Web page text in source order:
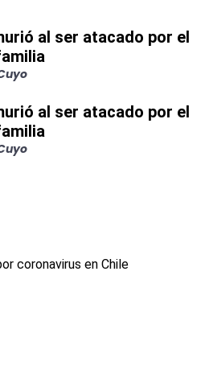
al ser atacado por el
al ser atacado por el